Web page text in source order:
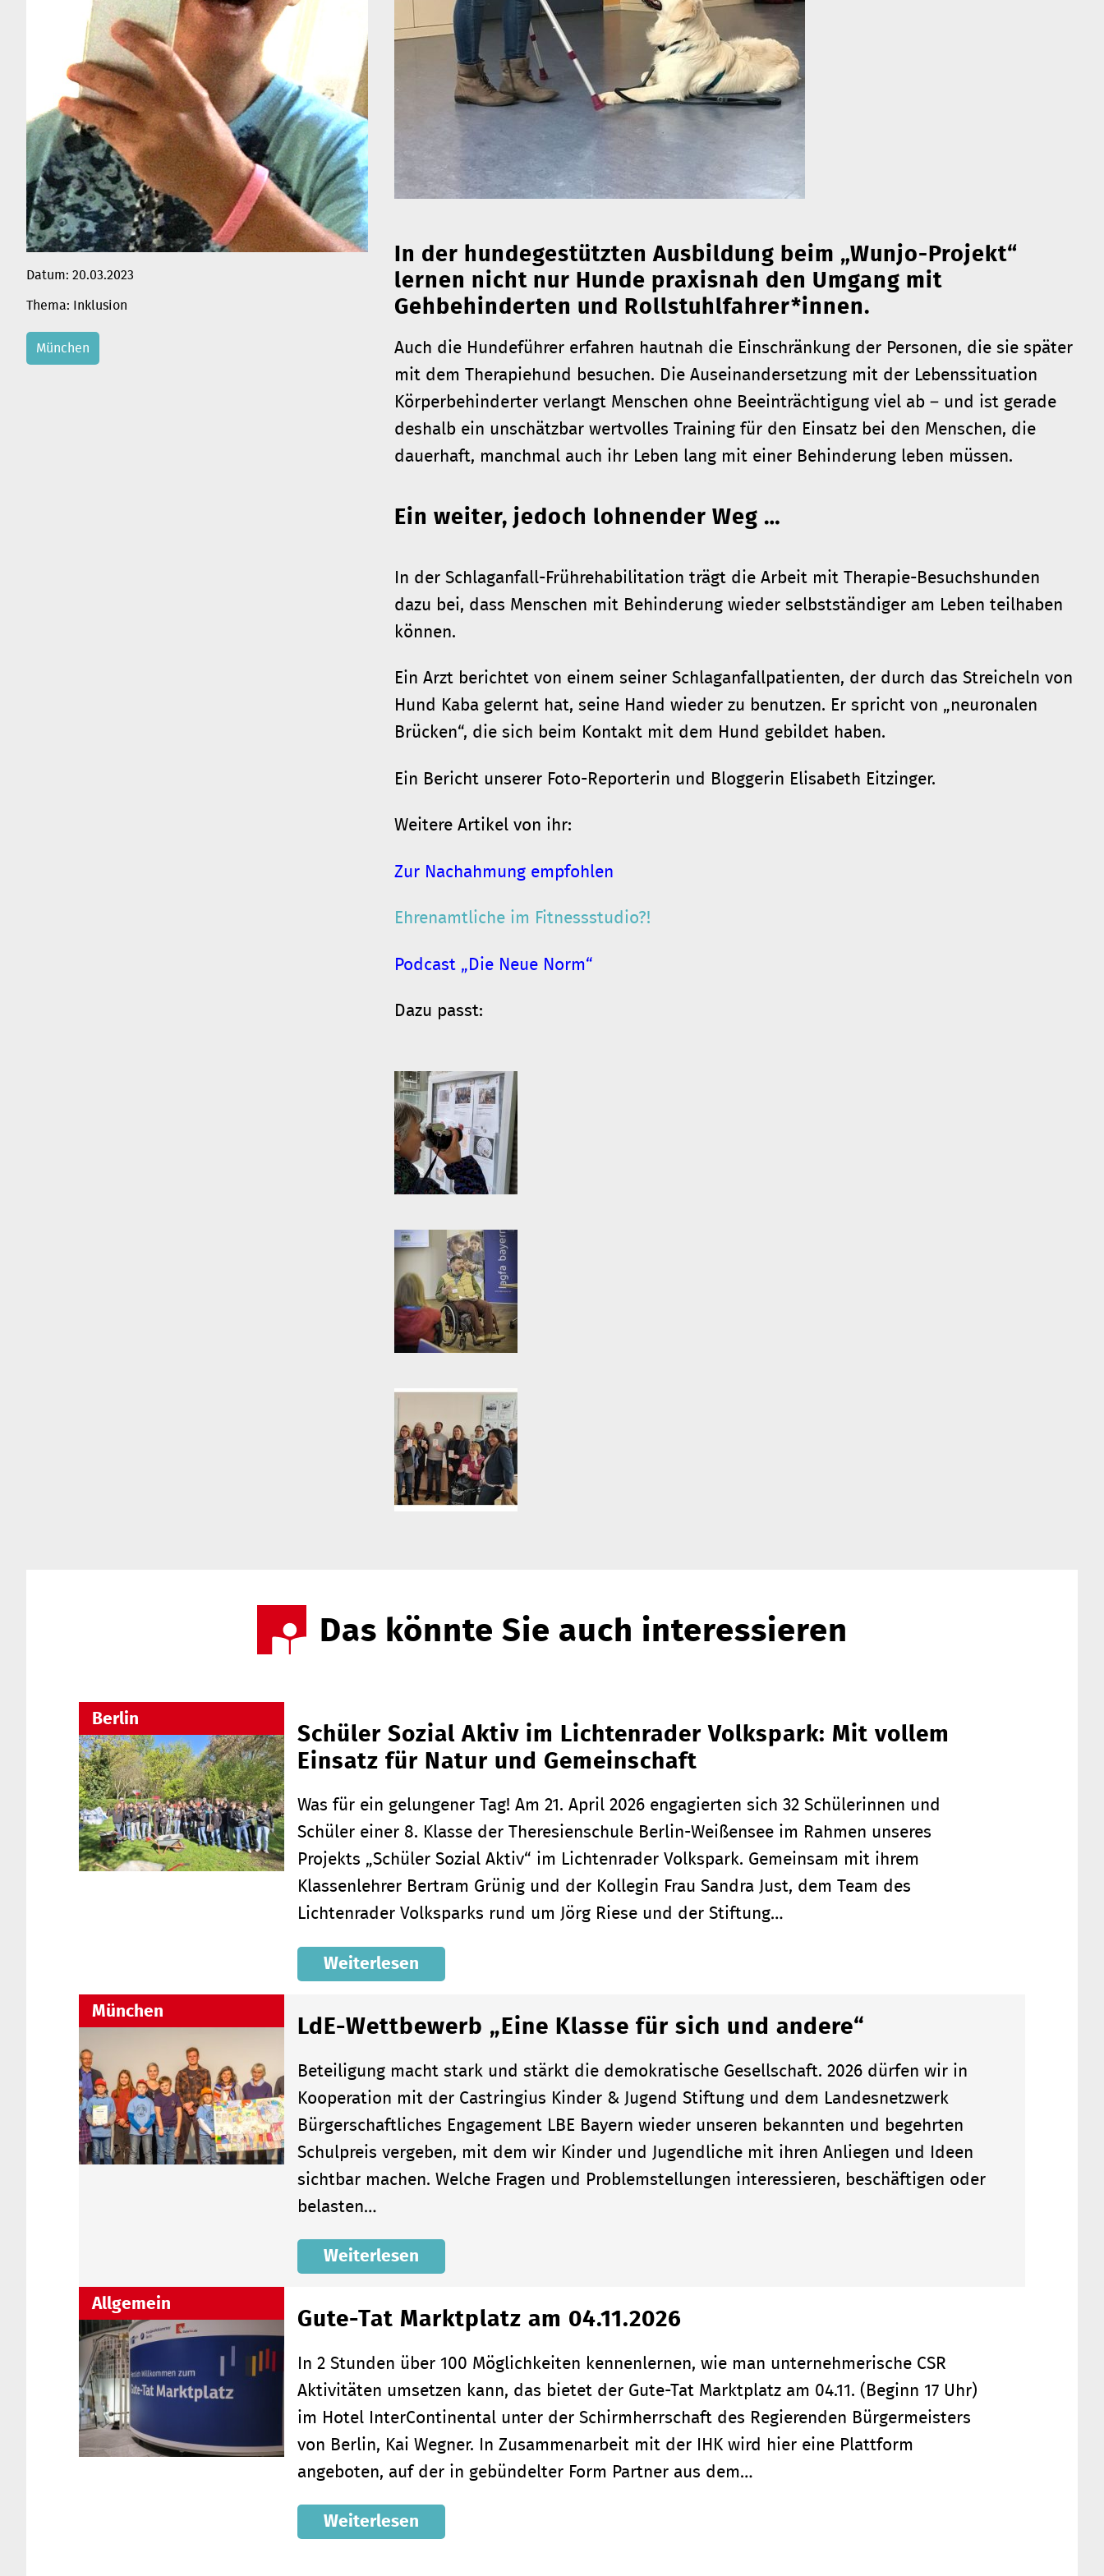
Datum: 20.03.2023
Inklusion
München
In der hundegestützten Ausbildung beim „Wunjo-Projekt“
lernen nicht nur Hunde praxisnah den Umgang mit
Gehbehinderten und Rollstuhlfahrer*innen.
Auch die Hundeführer erfahren hautnah die Einschränkung der Personen, die sie später
mit dem Therapiehund besuchen. Die Auseinandersetzung mit der Lebenssituation
Körperbehinderter verlangt Menschen ohne Beeinträchtigung viel ab – und ist gerade
deshalb ein unschätzbar wertvolles Training für den Einsatz bei den Menschen, die
dauerhaft, manchmal auch ihr Leben lang mit einer Behinderung leben müssen.
Ein weiter, jedoch lohnender Weg …
In der Schlaganfall-Frührehabilitation trägt die Arbeit mit Therapie-Besuchshunden
dazu bei, dass Menschen mit Behinderung wieder selbstständiger am Leben teilhaben
können.
Ein Arzt berichtet von einem seiner Schlaganfallpatienten, der durch das Streicheln von
Hund Kaba gelernt hat, seine Hand wieder zu benutzen. Er spricht von „neuronalen
Brücken“, die sich beim Kontakt mit dem Hund gebildet haben.
Ein Bericht unserer Foto-Reporterin und Bloggerin Elisabeth Eitzinger.
Weitere Artikel von ihr:
Zur Nachahmung empfohlen
Ehrenamtliche im Fitnessstudio?!
Podcast „Die Neue Norm“
Dazu passt:
Das könnte Sie auch interessieren
Berlin
Schüler Sozial Aktiv im Lichtenrader Volkspark: Mit vollem
Einsatz für Natur und Gemeinschaft
Was für ein gelungener Tag! Am 21. April 2026 engagierten sich 32 Schülerinnen und
Schüler einer 8. Klasse der Theresienschule Berlin-Weißensee im Rahmen unseres
Projekts „Schüler Sozial Aktiv“ im Lichtenrader Volkspark. Gemeinsam mit ihrem
Klassenlehrer Bertram Grünig und der Kollegin Frau Sandra Just, dem Team des
Lichtenrader Volksparks rund um Jörg Riese und der Stiftung…
Weiterlesen
München
LdE-Wettbewerb „Eine Klasse für sich und andere“
Beteiligung macht stark und stärkt die demokratische Gesellschaft. 2026 dürfen wir in
Kooperation mit der Castringius Kinder & Jugend Stiftung und dem Landesnetzwerk
Bürgerschaftliches Engagement LBE Bayern wieder unseren bekannten und begehrten
Schulpreis vergeben, mit dem wir Kinder und Jugendliche mit ihren Anliegen und Ideen
sichtbar machen. Welche Fragen und Problemstellungen interessieren, beschäftigen oder
belasten…
Weiterlesen
Allgemein
Gute-Tat Marktplatz am 04.11.2026
In 2 Stunden über 100 Möglichkeiten kennenlernen, wie man unternehmerische CSR
Aktivitäten umsetzen kann, das bietet der Gute-Tat Marktplatz am 04.11. (Beginn 17 Uhr)
im Hotel InterContinental unter der Schirmherrschaft des Regierenden Bürgermeisters
von Berlin, Kai Wegner. In Zusammenarbeit mit der IHK wird hier eine Plattform
angeboten, auf der in gebündelter Form Partner aus dem…
Weiterlesen